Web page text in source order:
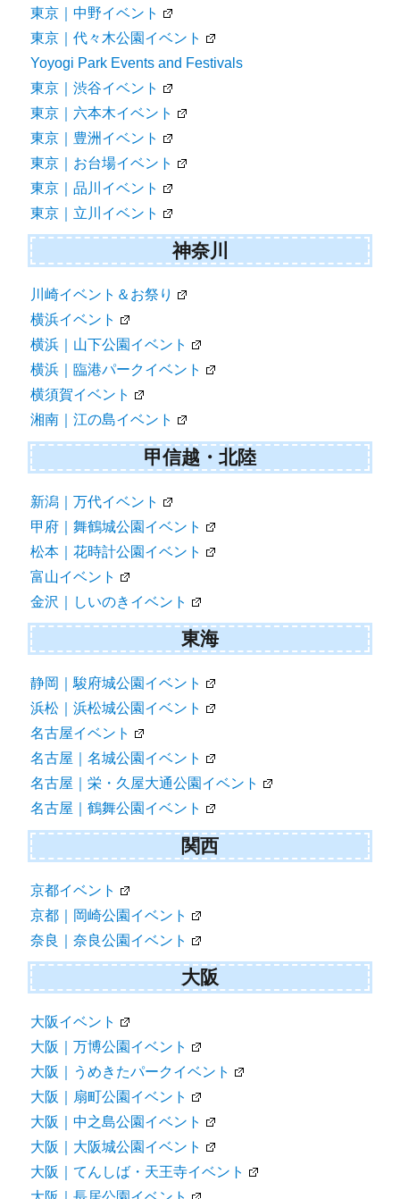
東京｜中野イベント
東京｜代々木公園イベント
Yoyogi Park Events and Festivals
東京｜渋谷イベント
東京｜六本木イベント
東京｜豊洲イベント
東京｜お台場イベント
東京｜品川イベント
東京｜立川イベント
神奈川
川崎イベント＆お祭り
横浜イベント
横浜｜山下公園イベント
横浜｜臨港パークイベント
横須賀イベント
湘南｜江の島イベント
甲信越・北陸
新潟｜万代イベント
甲府｜舞鶴城公園イベント
松本｜花時計公園イベント
富山イベント
金沢｜しいのきイベント
東海
静岡｜駿府城公園イベント
浜松｜浜松城公園イベント
名古屋イベント
名古屋｜名城公園イベント
名古屋｜栄・久屋大通公園イベント
名古屋｜鶴舞公園イベント
関西
京都イベント
京都｜岡崎公園イベント
奈良｜奈良公園イベント
大阪
大阪イベント
大阪｜万博公園イベント
大阪｜うめきたパークイベント
大阪｜扇町公園イベント
大阪｜中之島公園イベント
大阪｜大阪城公園イベント
大阪｜てんしば・天王寺イベント